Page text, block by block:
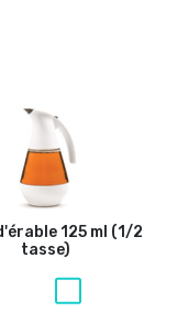
125 ml (1/2
tasse)